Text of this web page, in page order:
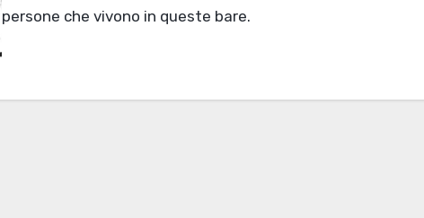
persone che vivono in queste bare.